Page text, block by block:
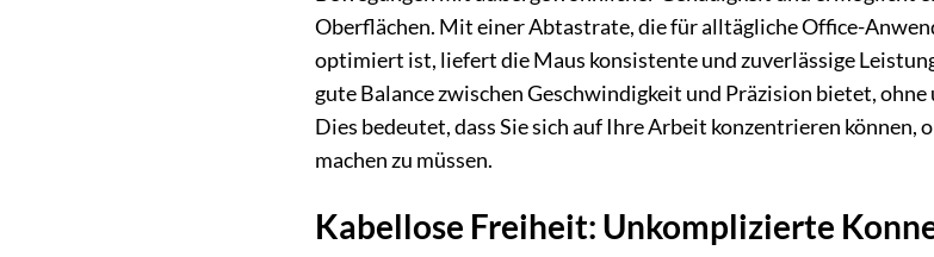
Oberflächen. Mit einer Abtastrate, die für alltägliche Office-
optimiert ist, liefert die Maus konsistente und zuverlässige
gute Balance zwischen Geschwindigkeit und Präzision bietet,
Dies bedeutet, dass Sie sich auf Ihre Arbeit konzentrieren können,
machen zu müssen.
Kabellose Freiheit: Unkomplizierte